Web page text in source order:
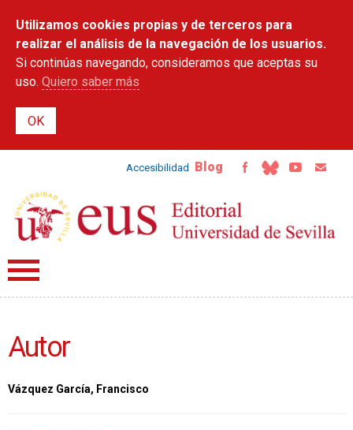
contenido
principal
Utilizamos cookies propias y de terceros para
realizar el análisis de la navegación de los usuarios.
Si continúas navegando, consideramos que aceptas su
uso. Quiero saber más
Accesibilidad Blog
Autor
Vázquez García, Francisco